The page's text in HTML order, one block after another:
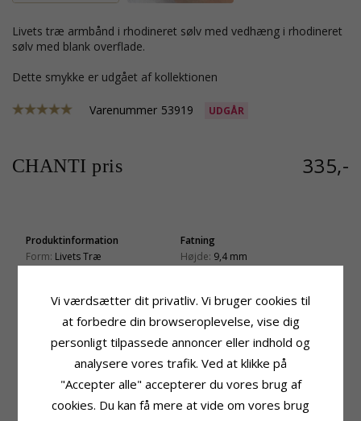
livets træ armbånd i rhodineret sølv med vedhæng i rhodineret
sølv med blank overflade.
Dette smykke er udgået af kollektionen
Varenummer 53919 UDGÅR
CHANTI pris 335,-
Produktinformation
Form: Livets Træ
Ædelmetal:Rhodineret Sølv
Længde:
17 cm plus 3 cm forlængerkæde
Vedhæng:
Vedhæng
Ædelmetal:Rhodineret Sølv
Overflade:Blank
Fatning
Højde: 9,4 mm
Leveringstid:2-3 Hverdage
Vi værdsætter dit privatliv. Vi bruger cookies til
at forbedre din browseroplevelse, vise dig
personligt tilpassede annoncer eller indhold og
analysere vores trafik. Ved at klikke på
"Accepter alle" accepterer du vores brug af
cookies. Du kan få mere at vide om vores brug